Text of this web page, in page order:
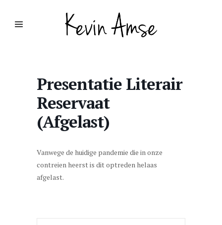
Presentatie Literair
Reservaat
(Afgelast)
Vanwege de huidige pandemie die in onze
contreien heerst is dit optreden helaas
afgelast.